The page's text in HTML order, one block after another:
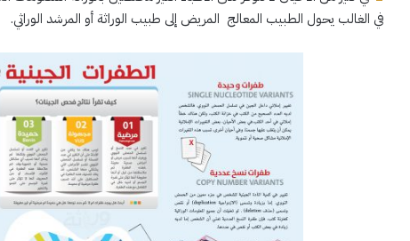
في الغالب يحول الطبيب المعالج المريض إلى طبيب الوراثة أو المرشد الوراثي.